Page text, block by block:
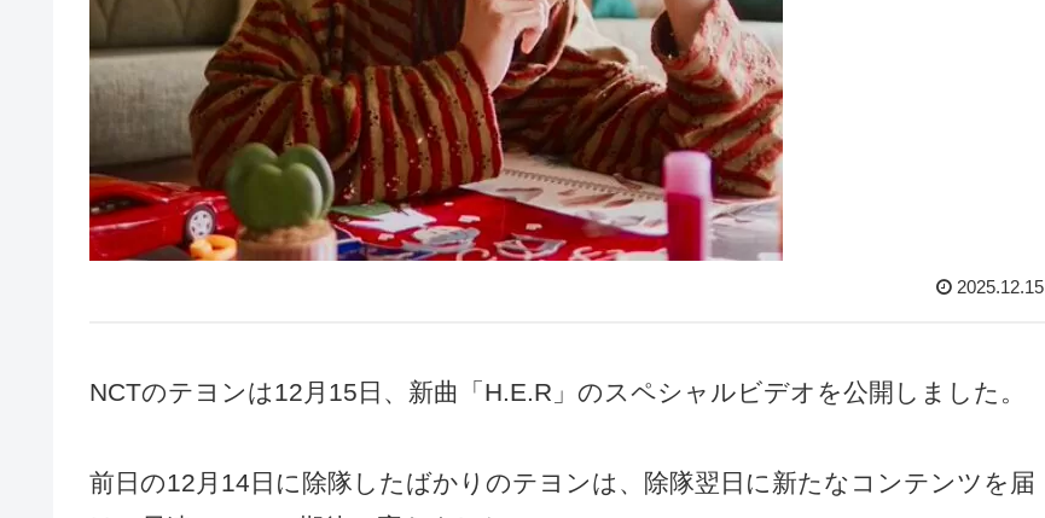
2025.12.15
NCTのテヨンは12月15日、新曲「H.E.R」のスペシャルビデオを公開しました。
前日の12月14日に除隊したばかりのテヨンは、除隊翌日に新たなコンテンツを届